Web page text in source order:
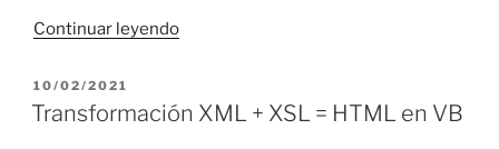
Continuar leyendo«Excel
.NET
PUBLICADO
EL
10/02/2021
Transformación XML + XSL = HTML en VB